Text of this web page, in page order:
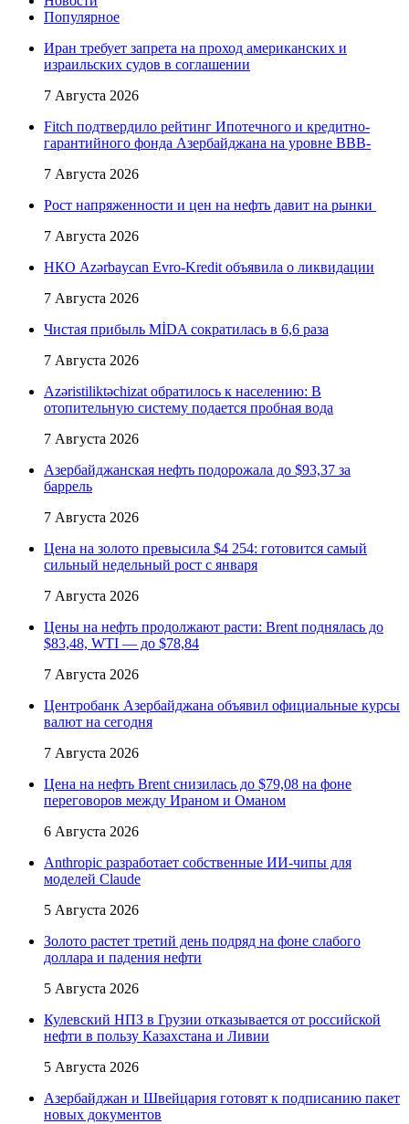
Популярное
Иран требует запрета на проход американских и
израильских судов в соглашении
7 Августа 2026
Fitch подтвердило рейтинг Ипотечного и кредитно-
гарантийного фонда Азербайджана на уровне BBB-
7 Августа 2026
Рост напряженности и цен на нефть давит на рынки
7 Августа 2026
НКО Azərbaycan Evro-Kredit объявила о ликвидации
7 Августа 2026
Чистая прибыль MİDA сократилась в 6,6 раза
7 Августа 2026
Azəristiliktəchizat обратилось к населению: В
отопительную систему подается пробная вода
7 Августа 2026
Азербайджанская нефть подорожала до $93,37 за
баррель
7 Августа 2026
Цена на золото превысила $4 254: готовится самый
сильный недельный рост с января
7 Августа 2026
Цены на нефть продолжают расти: Brent поднялась до
$83,48, WTI — до $78,84
7 Августа 2026
Центробанк Азербайджана объявил официальные курсы
валют на сегодня
7 Августа 2026
Цена на нефть Brent снизилась до $79,08 на фоне
переговоров между Ираном и Оманом
6 Августа 2026
Anthropic разработает собственные ИИ-чипы для
моделей Claude
5 Августа 2026
Золото растет третий день подряд на фоне слабого
доллара и падения нефти
5 Августа 2026
Кулевский НПЗ в Грузии отказывается от российской
нефти в пользу Казахстана и Ливии
5 Августа 2026
Азербайджан и Швейцария готовят к подписанию пакет
новых документов